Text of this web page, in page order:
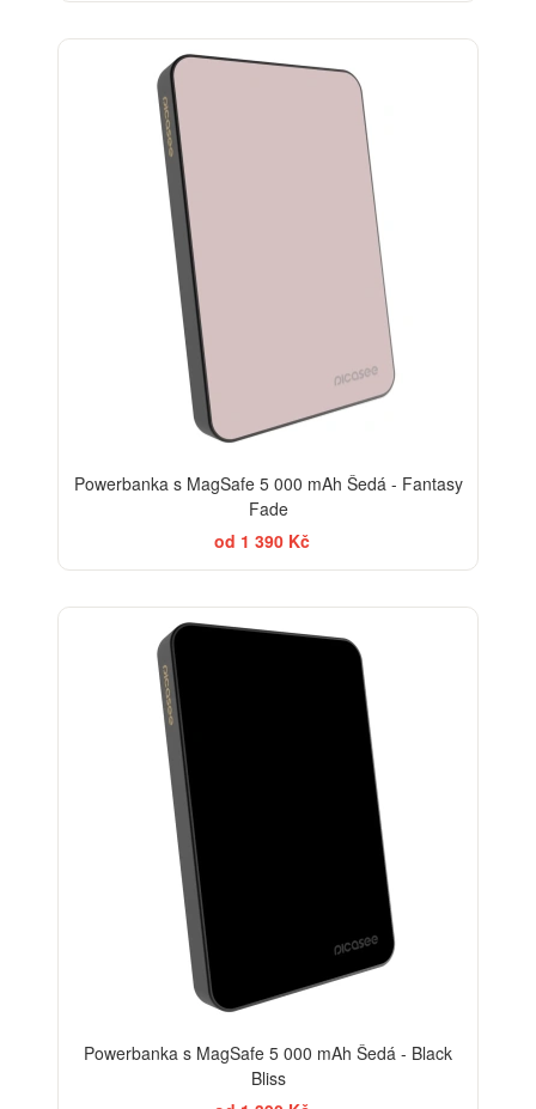
Powerbanka s MagSafe 5 000 mAh Šedá - Fantasy
Fade
od 1 390 Kč
Powerbanka s MagSafe 5 000 mAh Šedá - Black
Bliss